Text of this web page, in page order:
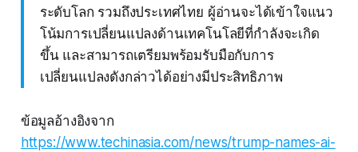
ระดับโลก รวมถึงประเทศไทย ผู้อ่านจะได้เข้าใจแนว
โน้มการเปลี่ยนแปลงด้านเทคโนโลยีที่กำลังจะเกิด
ขึ้น และสามารถเตรียมพร้อมรับมือกับการ
เปลี่ยนแปลงดังกล่าวได้อย่างมีประสิทธิภาพ
ข้อมูลอ้างอิงจาก
https://www.techinasia.com/news/trump-names-ai-